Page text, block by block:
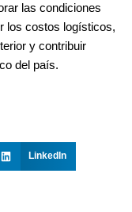
las condiciones
los costos logísticos,
y contribuir
del país.
LinkedIn